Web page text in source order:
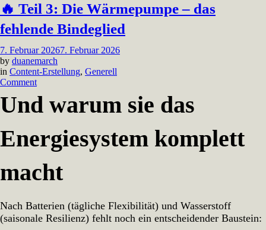
🔥 Teil 3: Die Wärmepumpe – das
fehlende Bindeglied
7. Februar 20267. Februar 2026
by duanemarch
in Content-Erstellung, Generell
Commenton
Teil
3:
Wärmepumpe
–
fehlende
Bindeglied
Und warum sie das
Energiesystem komplett
macht
Nach Batterien (tägliche Flexibilität) und Wasserstoff
(saisonale Resilienz) fehlt noch ein entscheidender Baustein: